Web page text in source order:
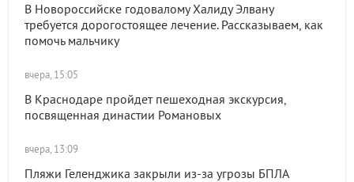
В Новороссийске годовалому Халиду Элвану
требуется дорогостоящее лечение. Рассказываем, как
помочь мальчику
вчера, 15:05
В Краснодаре пройдет пешеходная экскурсия,
посвященная династии Романовых
вчера, 13:09
Пляжи Геленджика закрыли из-за угрозы БПЛА